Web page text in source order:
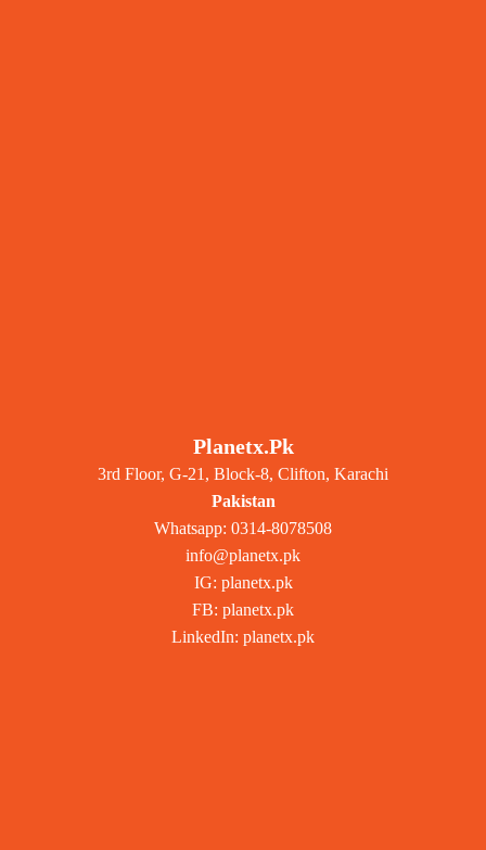
Planetx.pk
3rd Floor, G-21, Block-8, Clifton, Karachi
Pakistan
Whatsapp: 0314-8078508
info@planetx.pk
IG: planetx.pk
FB: planetx.pk
LinkedIn: planetx.pk